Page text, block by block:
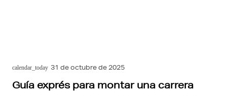
calendar_today 31 de octubre de 2025
Guía exprés para montar una carrera